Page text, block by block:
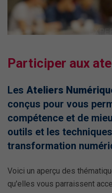
Participer aux
Les Ateliers
conçus pour vous
compétence et de
outils et les
transformation
Voici un aperçu des
qu'elles vous parraissent